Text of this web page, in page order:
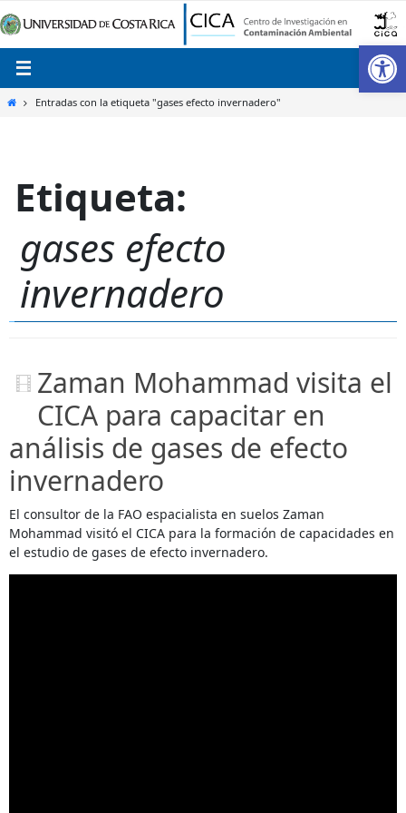
al
contenido
InicioEntradas con la etiqueta "gases efecto invernadero"
Etiqueta:
gases efecto
invernadero
Zaman Mohammad visita el
CICA para capacitar en
análisis de gases de efecto
invernadero
El consultor de la FAO espacialista en suelos Zaman
Mohammad visitó el CICA para la formación de capacidades en
el estudio de gases de efecto invernadero.